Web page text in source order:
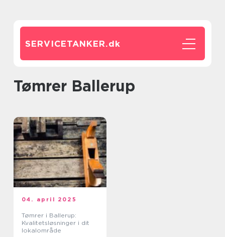
SERVICETANKER.dk
Tømrer Ballerup
04. april 2025
Tømrer i Ballerup:
Kvalitetsløsninger i dit
lokalområde